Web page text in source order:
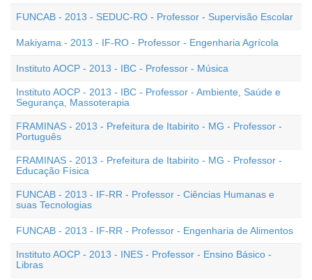
FUNCAB - 2013 - SEDUC-RO - Professor - Supervisão Escolar
Makiyama - 2013 - IF-RO - Professor - Engenharia Agrícola
Instituto AOCP - 2013 - IBC - Professor - Música
Instituto AOCP - 2013 - IBC - Professor - Ambiente, Saúde e
Segurança, Massoterapia
FRAMINAS - 2013 - Prefeitura de Itabirito - MG - Professor -
Português
FRAMINAS - 2013 - Prefeitura de Itabirito - MG - Professor -
Educação Física
FUNCAB - 2013 - IF-RR - Professor - Ciências Humanas e
suas Tecnologias
FUNCAB - 2013 - IF-RR - Professor - Engenharia de Alimentos
Instituto AOCP - 2013 - INES - Professor - Ensino Básico -
Libras